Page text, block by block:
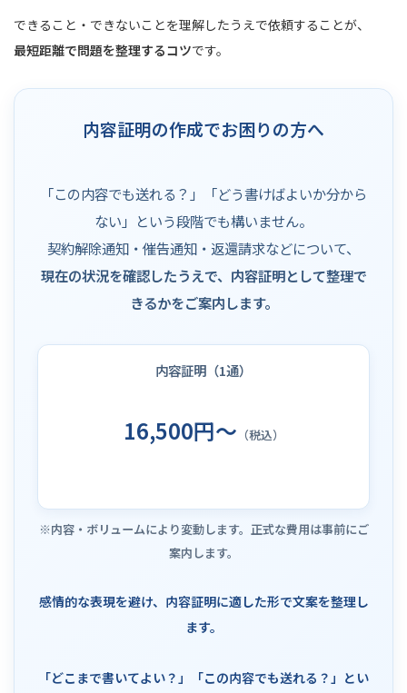
できること・できないことを理解したうえで依頼することが、
最短距離で問題を整理するコツです。
内容証明の作成でお困りの方へ
「この内容でも送れる？」「どう書けばよいか分から
ない」という段階でも構いません。
契約解除通知・催告通知・返還請求などについて、
現在の状況を確認したうえで、内容証明として整理で
きるかをご案内します。
内容証明（1通）
16,500円～ （税込）
※内容・ボリュームにより変動します。正式な費用は事前にご
案内します。
感情的な表現を避け、内容証明に適した形で文案を整理し
ます。
「どこまで書いてよい？」「この内容でも送れる？」とい